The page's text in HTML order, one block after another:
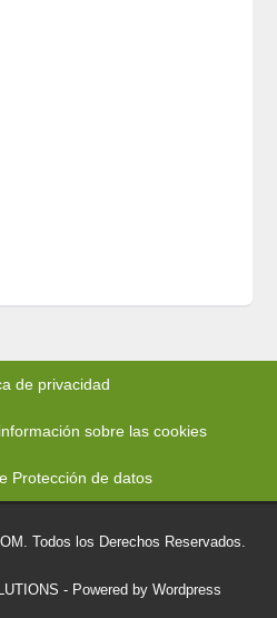
de privacidad
sobre las cookies
Protección de datos
Todos los Derechos Reservados.
- Powered by Wordpress